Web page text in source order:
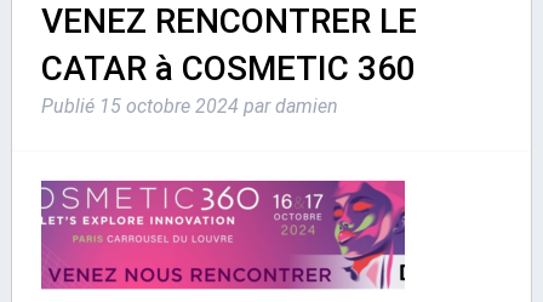
VENEZ RENCONTRER LE
CATAR à COSMETIC 360
Publié 15 octobre 2024 par damien